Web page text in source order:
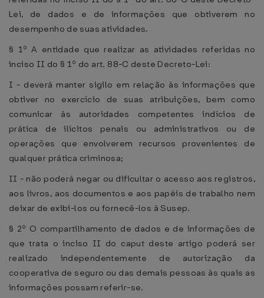
Lei, de dados e de informações que obtiverem no
desempenho de suas atividades.
§ 1º A entidade que realizar as atividades referidas no
inciso II do § 1º do art. 88-C deste Decreto-Lei:
I - deverá manter sigilo em relação às informações que
obtiver no exercício de suas atribuições, bem como
comunicar às autoridades competentes indícios de
prática de ilícitos penais ou administrativos ou de
operações que envolverem recursos provenientes de
qualquer prática criminosa;
II - não poderá negar ou dificultar o acesso aos registros,
aos livros, aos documentos e aos papéis de trabalho nem
deixar de exibi-los ou fornecê-los à Susep.
§ 2º O compartilhamento de dados e de informações de
que trata o inciso II do caput deste artigo poderá ser
realizado independentemente de autorização da
cooperativa de seguro ou das demais pessoas às quais as
informações possam referir-se.